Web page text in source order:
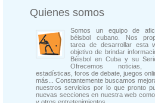
Quienes somos
Somos un equipo de
béisbol cubano. Nos
tarea de desarrollar esta
objetivo de brindar
Béisbol en Cuba y su
Ofrecemos noticias,
estadísticas, foros de debate, juegos
más... Constantemente buscamos
nuestros servicios por lo que pronto
nuevas secciones en nuestra web